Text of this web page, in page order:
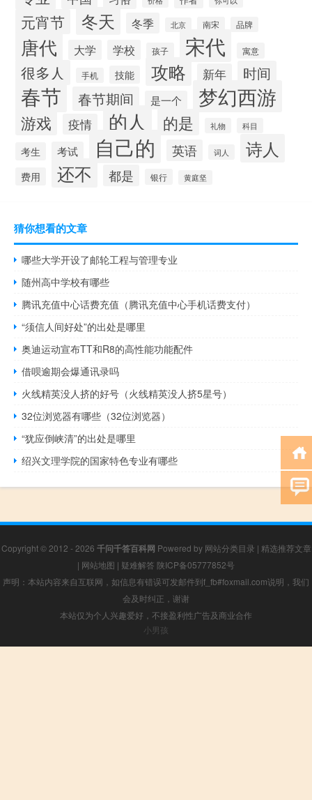
元宵节 冬天 冬季 北京 南宋 品牌
唐代 大学 学校 孩子 宋代 寓意
很多人 手机 技能 攻略 新年 时间
春节 春节期间 是一个 梦幻西游
游戏 疫情 的人 的是 礼物 科目
考生 考试 自己的 英语 词人 诗人
费用 还不 都是 银行 黄庭坚
猜你想看的文章
哪些大学开设了邮轮工程与管理专业
随州高中学校有哪些
腾讯充值中心话费充值（腾讯充值中心手机话费支付）
“须信人间好处”的出处是哪里
奥迪运动宣布TT和R8的高性能功能配件
借呗逾期会爆通讯录吗
火线精英没人挤的好号（火线精英没人挤5星号）
32位浏览器有哪些（32位浏览器）
“犹应倒峡清”的出处是哪里
绍兴文理学院的国家特色专业有哪些
Copyright © 2012 - 2026 千问千答百科网 Powered by 网站分类目录 | 精选推荐文章
| 网站地图 | 疑难解答 陕ICP备05777852号
声明：本站内容来自互联网，如信息有错误可发邮件到f_fb#foxmail.com说明，我们
会及时纠正，谢谢
本站仅为个人兴趣爱好，不接盈利性广告及商业合作
小男孩